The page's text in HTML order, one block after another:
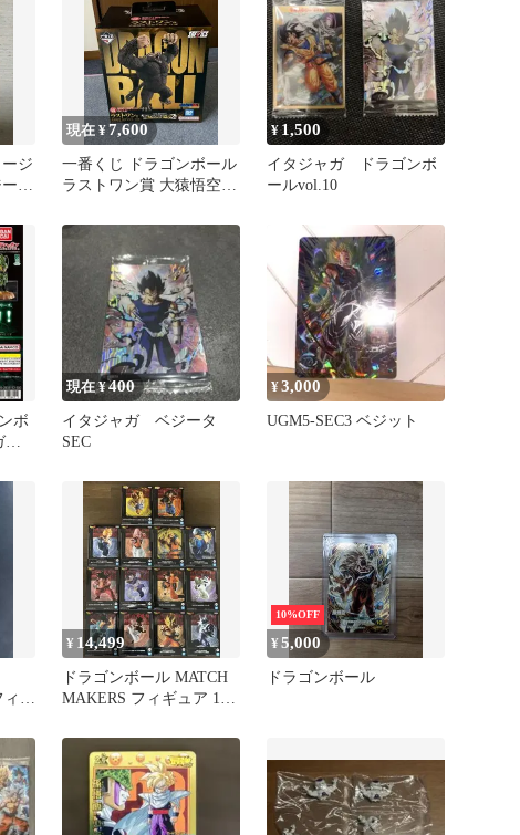
ジ
マ
現在 ¥7,600
一番くじ ドラゴンボール
ラストワン賞 大猿悟空
¥1,500
イタジャガ ドラゴンボ
ールvol.10
ボ
チ
現在 ¥400
イタジャガ ベジータ
SEC
¥3,000
UGM5-SEC3 ベジット
ィギ
¥ 14,499
ドラゴンボール MATCH
MAKERS フィギュア 14
10%OFF
¥5,000
ドラゴンボール